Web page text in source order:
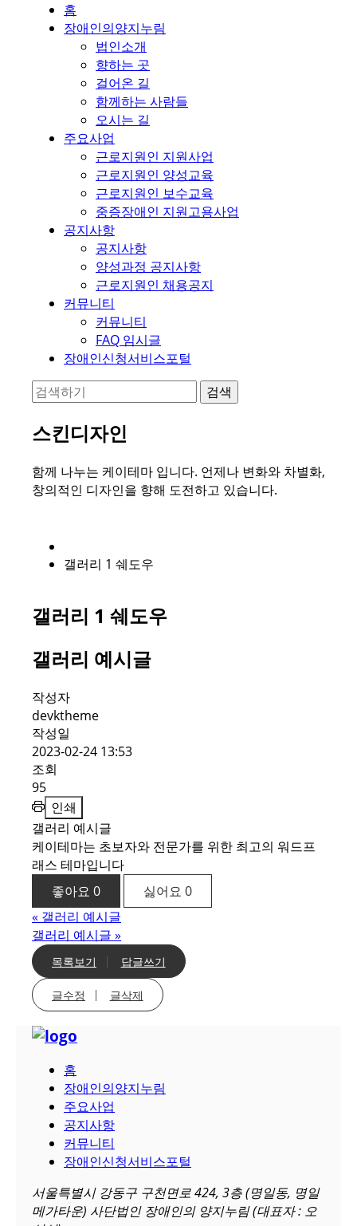
홈
장애인의양지누림
법인소개
향하는 곳
걸어온 길
함께하는 사람들
오시는 길
주요사업
근로지원인 지원사업
근로지원인 양성교육
근로지원인 보수교육
중증장애인 지원고용사업
공지사항
공지사항
양성과정 공지사항
근로지원인 채용공지
커뮤니티
커뮤니티
FAQ 임시글
장애인신청서비스포털
스킨디자인
함께 나누는 케이테마 입니다. 언제나 변화와 차별화,
창의적인 디자인을 향해 도전하고 있습니다.
갤러리 1 쉐도우
갤러리 1 쉐도우
갤러리 예시글
작성자
devktheme
작성일
2023-02-24 13:53
조회
95
인쇄
갤러리 예시글
케이테마는 초보자와 전문가를 위한 최고의 워드프
래스 테마입니다
좋아요 0 싫어요 0
« 갤러리 예시글
갤러리 예시글 »
목록보기 답글쓰기
글수정 글삭제
홈
장애인의양지누림
주요사업
공지사항
커뮤니티
장애인신청서비스포털
서울특별시 강동구 구천면로 424, 3층 (명일동, 명일
메가타운) 사단법인 장애인의 양지누림 (대표자 : 오